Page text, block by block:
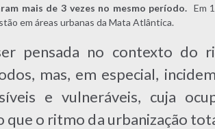
mais de 3 vezes no mesmo período. Em
em áreas urbanas da Mata Atlântica.
pensada no contexto do
mas, em especial,
e vulneráveis, cuja
o ritmo da urbanização